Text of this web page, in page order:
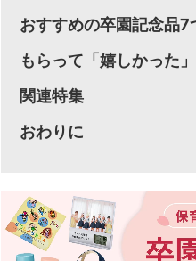
おすすめの卒園記念品7
もらって「嬉しかった
関連特集
おわりに